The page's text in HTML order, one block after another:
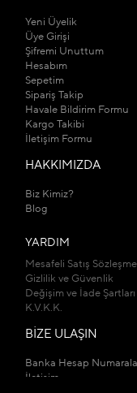
Yeni Üyelik
Üye Girişi
Şifremi Unuttum
Hesabım
Sepetim
Sipariş Takip
Havale Bildirim Formu
Kargo Takibi
İletişim Formu
HAKKIMIZDA
Biz Kimiz?
Blog
YARDIM
Mesafeli Satış
Gizlilik ve Güvenlik
Değişim ve İade Şartları
K.V.K.K.
BİZE ULAŞIN
Banka Hesap
İletişim